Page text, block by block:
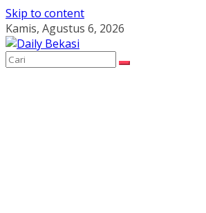
Skip to content
Kamis, Agustus 6, 2026